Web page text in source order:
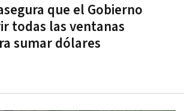
que el Gobierno
todas las ventanas
sumar dólares